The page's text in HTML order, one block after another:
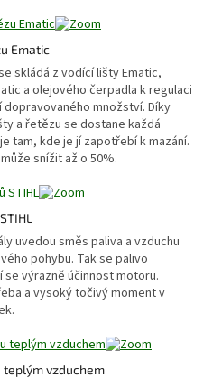
Ematic
skládá z vodící lišty Ematic,
a olejového čerpadla k regulaci
množství. Díky
a řetězu se dostane každá
tam, kde je jí zapotřebí k mazání.
snížit až o 50%.
uvedou směs paliva a vzduchu
pohybu. Tak se palivo
se výrazně účinnost motoru.
a vysoký točivý moment v
vzduchem